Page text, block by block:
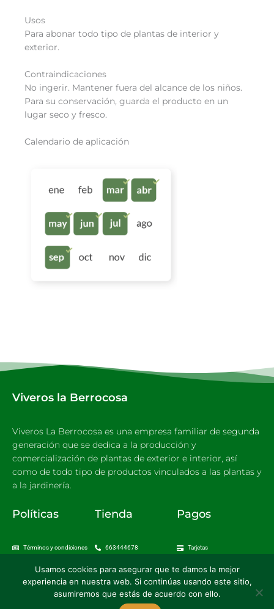
Usos
Para abonar todo tipo de plantas de interior y
exterior.
Contraindicaciones
No ingerir. Mantener fuera del alcance de los niños.
Para su conservación, guarda el producto en un
lugar seco y fresco.
Calendario de aplicación
Viveros la Berrocosa
Viveros La Berrocosa es una empresa familiar de segunda
generación que se dedica a la producción y
comercialización de plantas de exterior e interior, así
como de todo tipo de productos vinculados a las plantas y
a la jardinería.
Políticas
Términos y condiciones
Política de privacidad
Política de Cookies
Tienda
663444678
Cambios y devoluciones
Pagos
Tarjetas
Sítio Seguro
Usamos cookies para asegurar que te damos la mejor
experiencia en nuestra web. Si continúas usando este sitio,
asumiremos que estás de acuerdo con ello.